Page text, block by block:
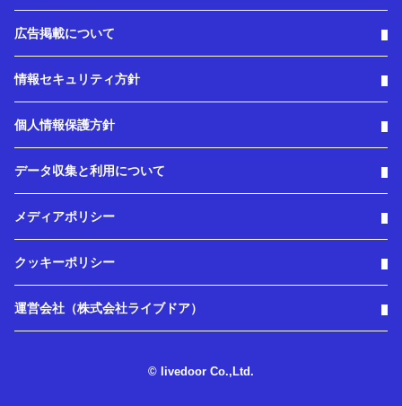
広告掲載について
情報セキュリティ方針
個人情報保護方針
データ収集と利用について
メディアポリシー
クッキーポリシー
運営会社（株式会社ライブドア）
© livedoor Co.,Ltd.